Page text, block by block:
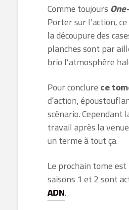
Comme toujours
Porter sur l’action,
la découpure des
planches sont par
brio l’atmosphère
Pour conclurece
d’action,
scénario. Cependant
travail après la
un terme à tout ça.
Le prochain tome
saisons 1 et 2 sont
ADN.